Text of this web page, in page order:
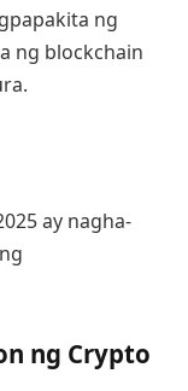
ng
ng blockchain
ay nagha-
ng Crypto